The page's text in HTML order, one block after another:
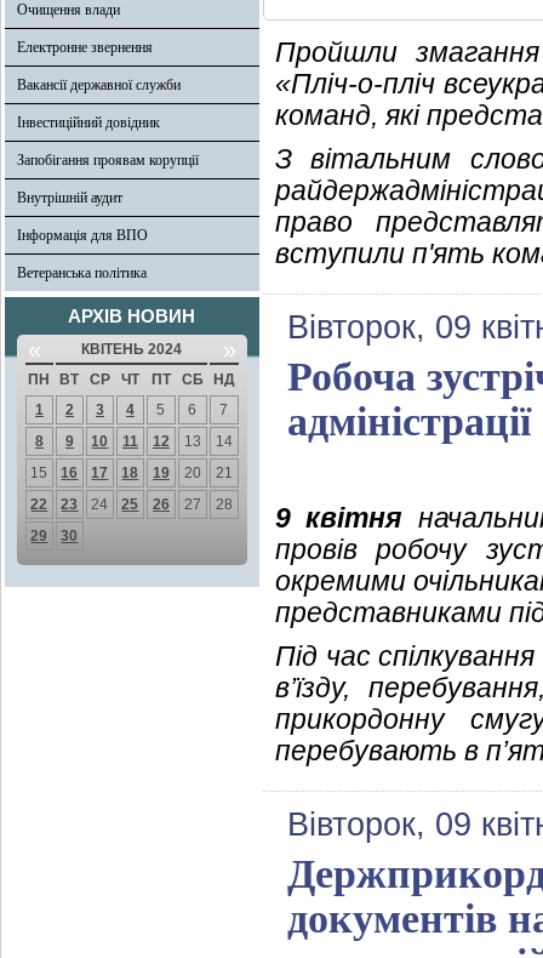
Очищення влади
Електронне звернення
Вакансії державної служби
Інвестиційний довідник
Запобігання проявам корупції
Внутрішній аудит
Інформація для ВПО
Ветеранська політика
АРХІВ НОВИН
« КВІТЕНЬ 2024 »
ПН ВТ СР ЧТ ПТ СБ
НД
1
2 3 4 5 6
7
8
9 10 11 12 13
14
15
16 17 18 19 20
21
22
23 24 25 26 27
28
29
30
Пройшли змагання
«Пліч-о-пліч
команд, які
З вітальним
право
вступили п'ять
Вівторок, 09
Робоча
адміністрації
9 квітня
провів робочу
окремими
представниками
Під час
в’їзду,
прикордонну
перебувають в
Вівторок, 09
документів